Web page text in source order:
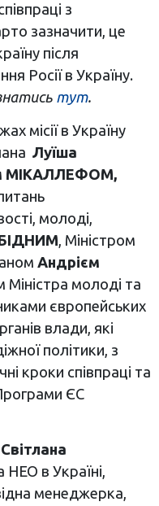
з
зазначити, це
після
Росії в Україну.
тут.
місії в Україну
Луїша
МІКАЛЛЕФОМ,
молоді,
, Міністром
Андрієм
молоді та
європейських
влади, які
політики, з
кроки співпраці та
ЄС
Світлана
в Україні,
менеджерка,